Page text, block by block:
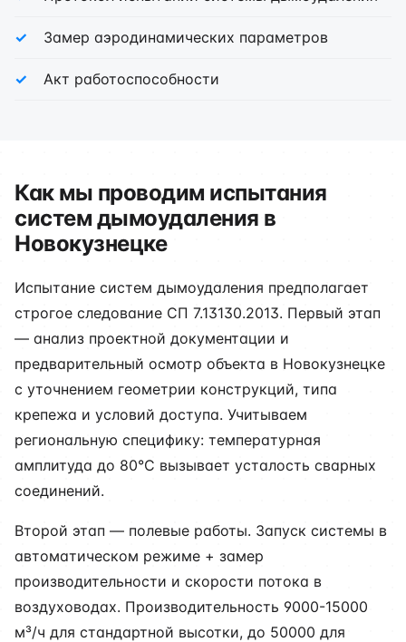
Замер аэродинамических параметров
Акт работоспособности
Как мы проводим испытания
систем дымоудаления в
Новокузнецке
Испытание систем дымоудаления предполагает
строгое следование СП 7.13130.2013. Первый этап
— анализ проектной документации и
предварительный осмотр объекта в Новокузнецке
с уточнением геометрии конструкций, типа
крепежа и условий доступа. Учитываем
региональную специфику: температурная
амплитуда до 80°C вызывает усталость сварных
соединений.
Второй этап — полевые работы. Запуск системы в
автоматическом режиме + замер
производительности и скорости потока в
воздуховодах. Производительность 9000-15000
м³/ч для стандартной высотки, до 50000 для